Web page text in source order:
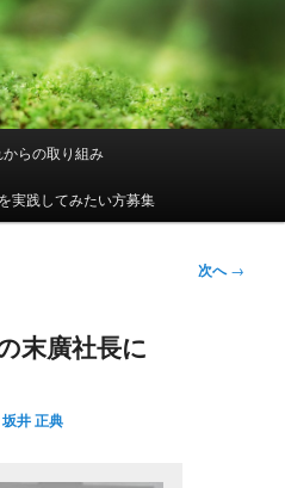
らの取り組み
実践してみたい方募集
次へ→
末廣社長に
坂井 正典